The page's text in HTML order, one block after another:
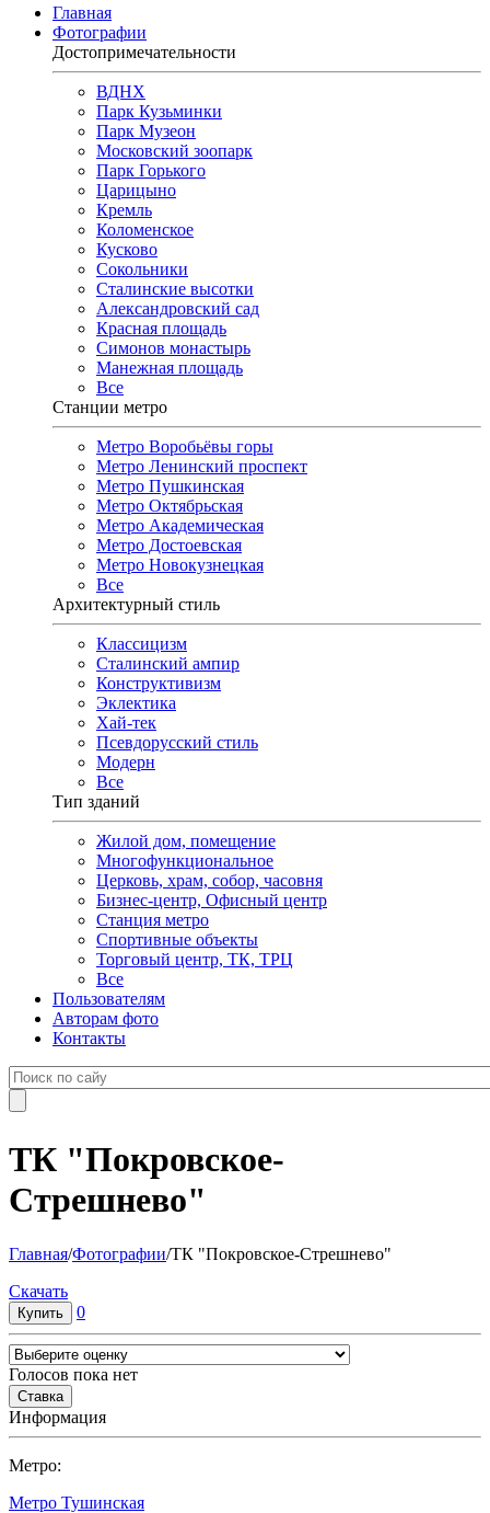
Главная
Фотографии
Достопримечательности
ВДНХ
Парк Кузьминки
Парк Музеон
Московский зоопарк
Парк Горького
Царицыно
Кремль
Коломенское
Кусково
Сокольники
Сталинские высотки
Александровский сад
Красная площадь
Симонов монастырь
Манежная площадь
Все
Станции метро
Метро Воробьёвы горы
Метро Ленинский проспект
Метро Пушкинская
Метро Октябрьская
Метро Академическая
Метро Достоевская
Метро Новокузнецкая
Все
Архитектурный стиль
Классицизм
Сталинский ампир
Конструктивизм
Эклектика
Хай-тек
Псевдорусский стиль
Модерн
Все
Тип зданий
Жилой дом, помещение
Многофункциональное
Церковь, храм, собор, часовня
Бизнес-центр, Офисный центр
Станция метро
Спортивные объекты
Торговый центр, ТК, ТРЦ
Все
Пользователям
Авторам фото
Контакты
ТК "Покровское-
Стрешнево"
Главная/Фотографии/ТК "Покровское-Стрешнево"
Cкачать
0
Голосов пока нет
Информация
Метро:
Метро Тушинская